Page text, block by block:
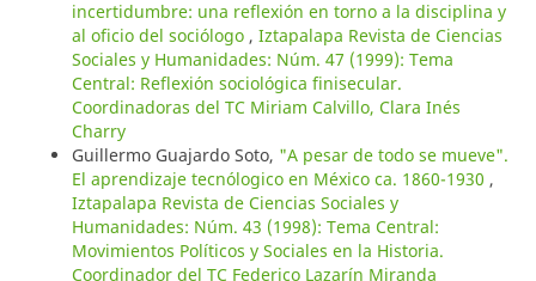
incertidumbre: una reflexión en torno a la disciplina y
al oficio del sociólogo , Iztapalapa Revista de Ciencias
Sociales y Humanidades: Núm. 47 (1999): Tema
Central: Reflexión sociológica finisecular.
Coordinadoras del TC Miriam Calvillo, Clara Inés
Charry
Guillermo Guajardo Soto, "A pesar de todo se mueve".
El aprendizaje tecnólogico en México ca. 1860-1930 ,
Iztapalapa Revista de Ciencias Sociales y
Humanidades: Núm. 43 (1998): Tema Central:
Movimientos Políticos y Sociales en la Historia.
Coordinador del TC Federico Lazarín Miranda